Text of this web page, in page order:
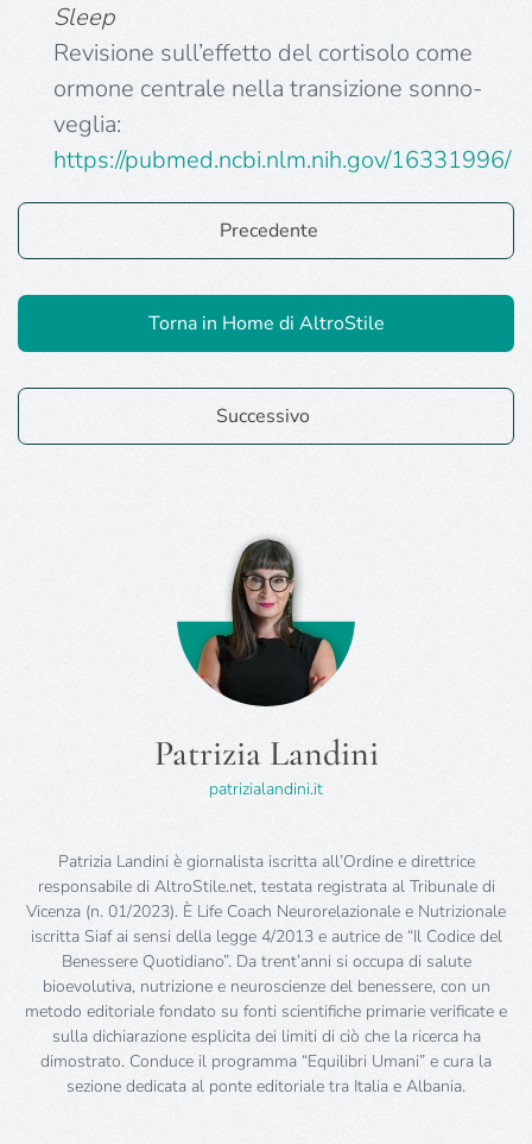
Sleep
Revisione sull’effetto del cortisolo come
ormone centrale nella transizione sonno-
veglia:
https://pubmed.ncbi.nlm.nih.gov/16331996/
Precedente
Torna in Home di AltroStile
Successivo
Patrizia Landini
patrizialandini.it
Patrizia Landini è giornalista iscritta all’Ordine e direttrice
responsabile di AltroStile.net, testata registrata al Tribunale di
Vicenza (n. 01/2023). È Life Coach Neurorelazionale e Nutrizionale
iscritta Siaf ai sensi della legge 4/2013 e autrice de “Il Codice del
Benessere Quotidiano”. Da trent’anni si occupa di salute
bioevolutiva, nutrizione e neuroscienze del benessere, con un
metodo editoriale fondato su fonti scientifiche primarie verificate e
sulla dichiarazione esplicita dei limiti di ciò che la ricerca ha
dimostrato. Conduce il programma “Equilibri Umani” e cura la
sezione dedicata al ponte editoriale tra Italia e Albania.